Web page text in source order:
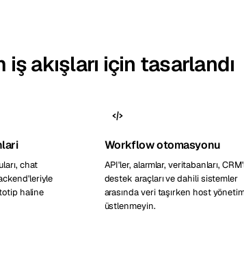
akışları için tasarlandı
chat
haline
Workflow otomasyonu
API'ler, alarmlar, veritabanları,
destek araçları ve dahili sistemler
arasında veri taşırken host
üstlenmeyin.